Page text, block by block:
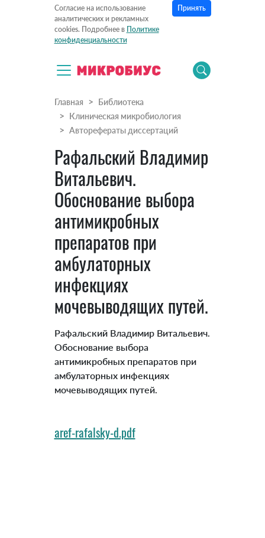
Согласие на использование
аналитических и рекламных
cookies. Подробнее в Политике
конфиденциальности
Принять
Главная
Библиотека
Клиническая микробиология
Авторефераты диссертаций
Рафальский Владимир
Витальевич.
Обоснование выбора
антимикробных
препаратов при
амбулаторных
инфекциях
мочевыводящих путей.
Рафальский Владимир Витальевич.
Обоснование выбора
антимикробных препаратов при
амбулаторных инфекциях
мочевыводящих путей.
aref-rafalsky-d.pdf